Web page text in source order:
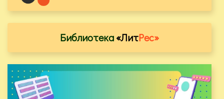
Библиотека«ЛитРес»